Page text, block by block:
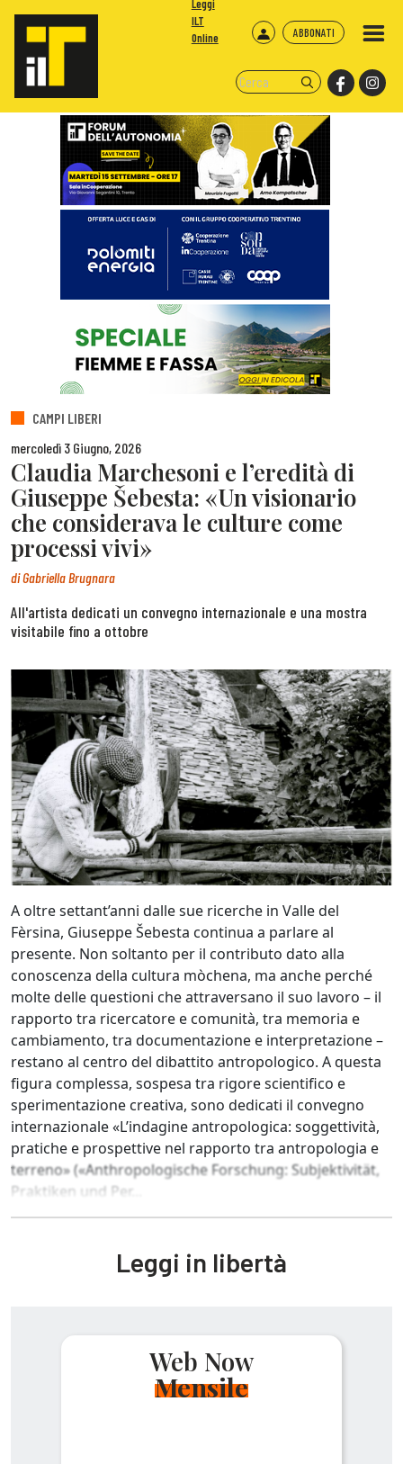
ABBONATI
Leggi
ILT
Online
CAMPI LIBERI
mercoledì 3 Giugno, 2026
Claudia Marchesoni e l’eredità di
Giuseppe Šebesta: «Un visionario
che considerava le culture come
processi vivi»
diGabriella Brugnara
All'artista dedicati un convegno internazionale e una mostra
visitabile fino a ottobre
A oltre settant’anni dalle sue ricerche in Valle del
Fèrsina, Giuseppe Šebesta continua a parlare al
presente. Non soltanto per il contributo dato alla
conoscenza della cultura mòchena, ma anche perché
molte delle questioni che attraversano il suo lavoro – il
rapporto tra ricercatore e comunità, tra memoria e
cambiamento, tra documentazione e interpretazione –
restano al centro del dibattito antropologico. A questa
figura complessa, sospesa tra rigore scientifico e
sperimentazione creativa, sono dedicati il convegno
internazionale «L’indagine antropologica: soggettività,
pratiche e prospettive nel rapporto tra antropologia e
terreno» («Anthropologische Forschung: Subjektivität,
Praktiken und Per...
Leggi in libertà
Web Now
Mensile